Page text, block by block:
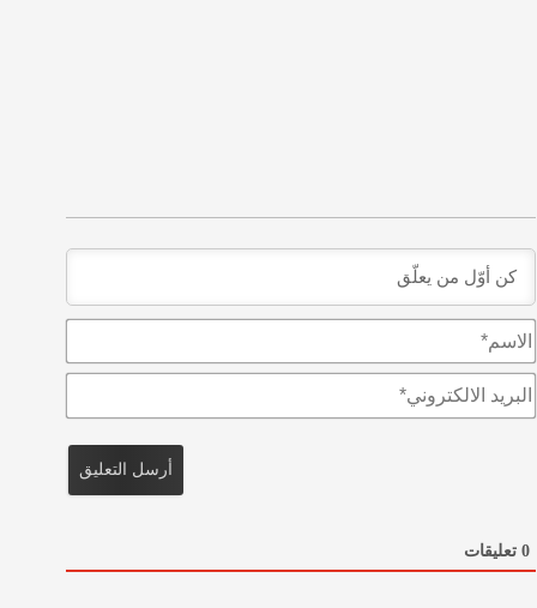
ا
م
ل
0 تعليقات